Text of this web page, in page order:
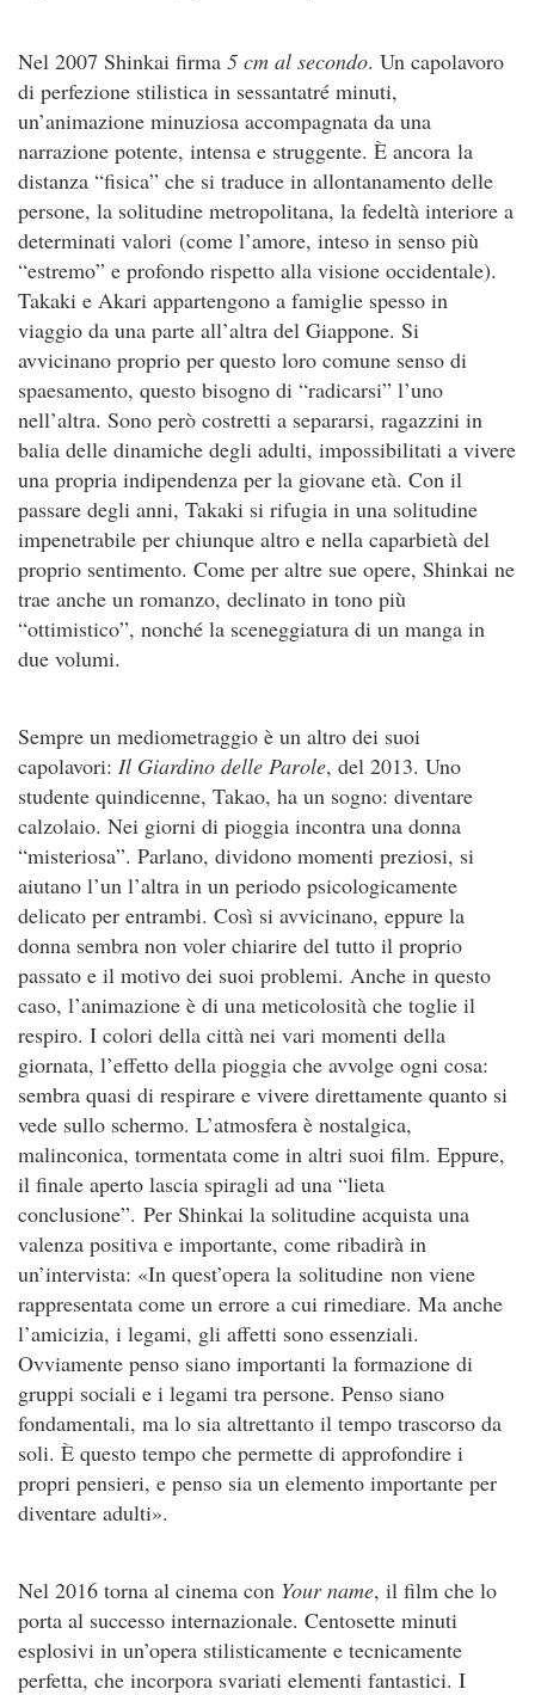
Nel 2007 Shinkai firma 5 cm al secondo. Un capolavoro
di perfezione stilistica in sessantatré minuti,
un’animazione minuziosa accompagnata da una
narrazione potente, intensa e struggente. È ancora la
distanza “fisica” che si traduce in allontanamento delle
persone, la solitudine metropolitana, la fedeltà interiore a
determinati valori (come l’amore, inteso in senso più
“estremo” e profondo rispetto alla visione occidentale).
Takaki e Akari appartengono a famiglie spesso in
viaggio da una parte all’altra del Giappone. Si
avvicinano proprio per questo loro comune senso di
spaesamento, questo bisogno di “radicarsi” l’uno
nell’altra. Sono però costretti a separarsi, ragazzini in
balia delle dinamiche degli adulti, impossibilitati a vivere
una propria indipendenza per la giovane età. Con il
passare degli anni, Takaki si rifugia in una solitudine
impenetrabile per chiunque altro e nella caparbietà del
proprio sentimento. Come per altre sue opere, Shinkai ne
trae anche un romanzo, declinato in tono più
“ottimistico”, nonché la sceneggiatura di un manga in
due volumi.
Sempre un mediometraggio è un altro dei suoi
capolavori: Il Giardino delle Parole, del 2013. Uno
studente quindicenne, Takao, ha un sogno: diventare
calzolaio. Nei giorni di pioggia incontra una donna
“misteriosa”. Parlano, dividono momenti preziosi, si
aiutano l’un l’altra in un periodo psicologicamente
delicato per entrambi. Così si avvicinano, eppure la
donna sembra non voler chiarire del tutto il proprio
passato e il motivo dei suoi problemi. Anche in questo
caso, l’animazione è di una meticolosità che toglie il
respiro. I colori della città nei vari momenti della
giornata, l’effetto della pioggia che avvolge ogni cosa:
sembra quasi di respirare e vivere direttamente quanto si
vede sullo schermo. L’atmosfera è nostalgica,
malinconica, tormentata come in altri suoi film. Eppure,
il finale aperto lascia spiragli ad una “lieta
conclusione”. Per Shinkai la solitudine acquista una
valenza positiva e importante, come ribadirà in
un’intervista: «In quest’opera la solitudine non viene
rappresentata come un errore a cui rimediare. Ma anche
l’amicizia, i legami, gli affetti sono essenziali.
Ovviamente penso siano importanti la formazione di
gruppi sociali e i legami tra persone. Penso siano
fondamentali, ma lo sia altrettanto il tempo trascorso da
soli. È questo tempo che permette di approfondire i
propri pensieri, e penso sia un elemento importante per
diventare adulti».
Nel 2016 torna al cinema con Your name, il film che lo
porta al successo internazionale. Centosette minuti
esplosivi in un’opera stilisticamente e tecnicamente
perfetta, che incorpora svariati elementi fantastici. I